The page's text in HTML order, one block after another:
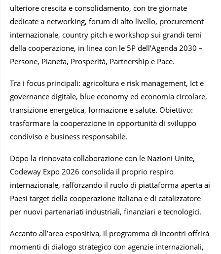
ulteriore crescita e consolidamento, con tre giornate
dedicate a networking, forum di alto livello, procurement
internazionale, country pitch e workshop sui grandi temi
della cooperazione, in linea con le 5P dell’Agenda 2030 –
Persone, Pianeta, Prosperità, Partnership e Pace.
Tra i focus principali: agricoltura e risk management, Ict e
governance digitale, blue economy ed economia circolare,
transizione energetica, formazione e salute. Obiettivo:
trasformare la cooperazione in opportunità di sviluppo
condiviso e business responsabile.
Dopo la rinnovata collaborazione con le Nazioni Unite,
Codeway Expo 2026 consolida il proprio respiro
internazionale, rafforzando il ruolo di piattaforma aperta ai
Paesi target della cooperazione italiana e di catalizzatore
per nuovi partenariati industriali, finanziari e tecnologici.
Accanto all’area espositiva, il programma di incontri offrirà
momenti di dialogo strategico con agenzie internazionali,